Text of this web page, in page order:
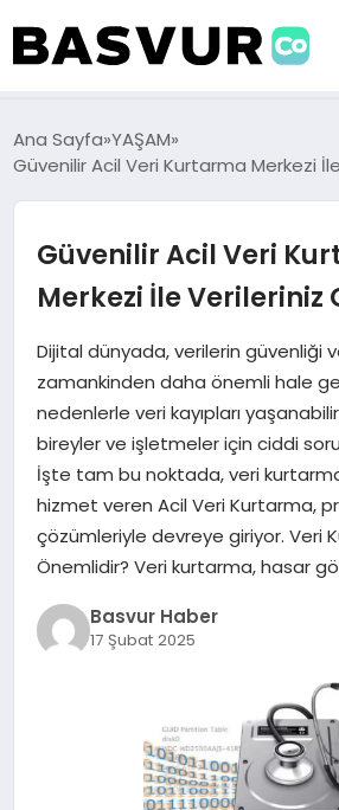
BAŞVURULAR
BAYILIKLER
İŞ FIKIRLERI
KRIPTO HABER
Ana Sayfa YAŞAM
Güvenilir Acil Veri Kurtarma Merkezi
Güvenilir Acil Veri
Merkezi İle Verileriniz
Dijital dünyada, verilerin güvenliği
zamankinden daha önemli hale
nedenlerle veri kayıpları
bireyler ve işletmeler için ciddi
İşte tam bu noktada, veri
hizmet veren Acil Veri Kurtarma,
çözümleriyle devreye giriyor. Veri
Önemlidir? Veri kurtarma, hasar
Basvur Haber
17 Şubat 2025